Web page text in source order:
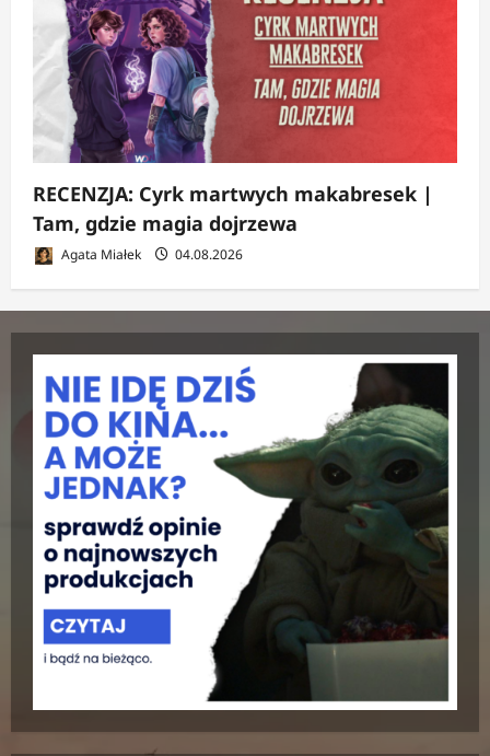
RECENZJA: Cyrk martwych makabresek |
Tam, gdzie magia dojrzewa
Agata Miałek 04.08.2026